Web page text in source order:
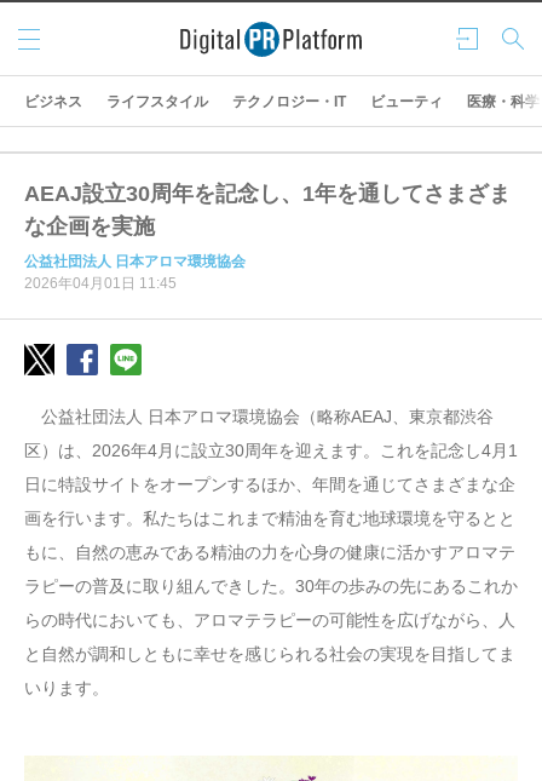
ログ
イン
検索
メニ
ュー
ビジネス ライフスタイル テクノロジー・IT ビューティ 医療・科学
AEAJ設立30周年を記念し、1年を通してさまざま
な企画を実施
公益社団法人 日本アロマ環境協会
2026年04月01日 11:45
公益社団法人 日本アロマ環境協会（略称AEAJ、東京都渋谷
区）は、2026年4月に設立30周年を迎えます。これを記念し4月1
日に特設サイトをオープンするほか、年間を通じてさまざまな企
画を行います。私たちはこれまで精油を育む地球環境を守るとと
もに、自然の恵みである精油の力を心身の健康に活かすアロマテ
ラピーの普及に取り組んできした。30年の歩みの先にあるこれか
らの時代においても、アロマテラピーの可能性を広げながら、人
と自然が調和しともに幸せを感じられる社会の実現を目指してま
いります。